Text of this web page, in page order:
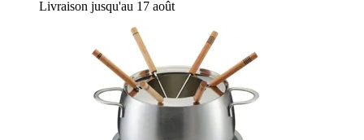
Livraison jusqu'au 17 août